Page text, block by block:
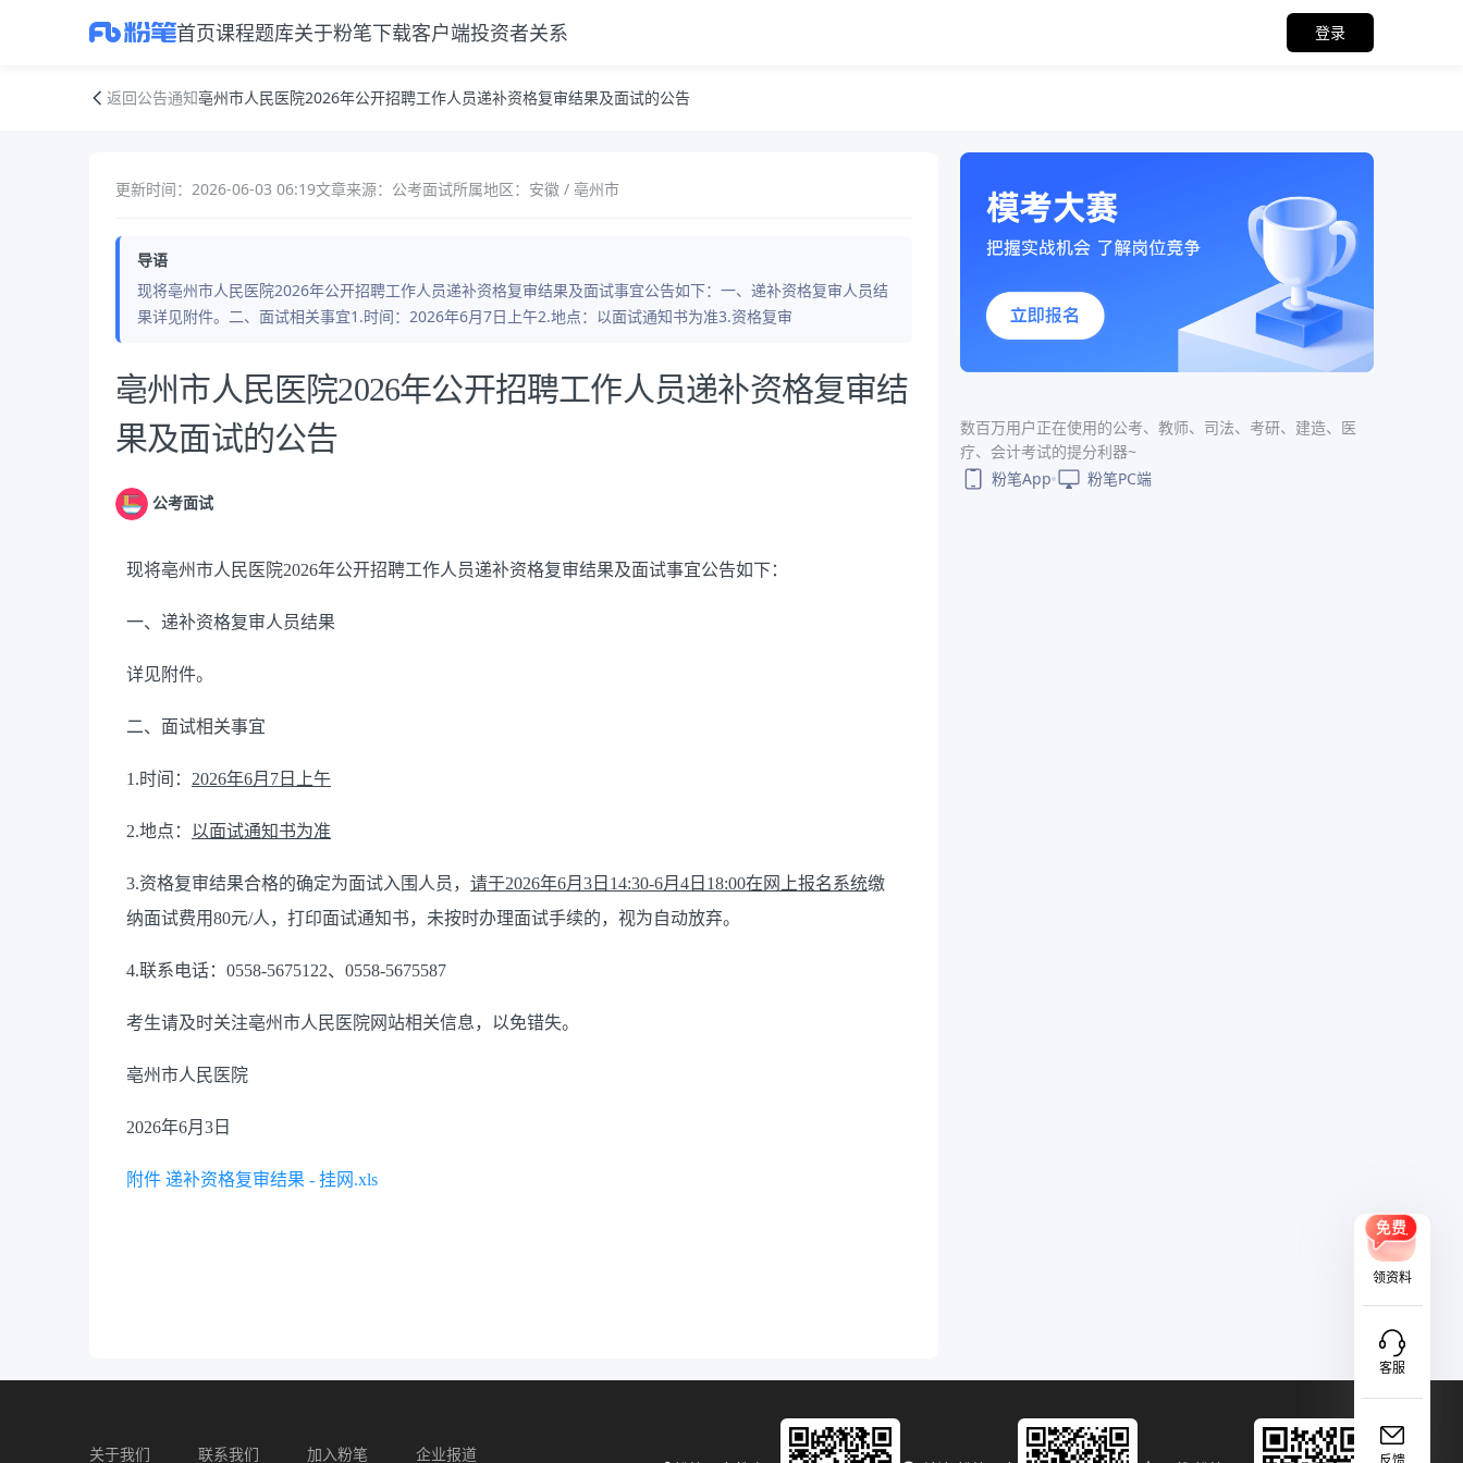
首页课程题库关于粉笔下载客户端投资者关系 登录
返回公告通知亳州市人民医院2026年公开招聘工作人员递补资格复审结果及面试的公告
更新时间：2026-06-03 06:19文章来源：公考面试所属地区：安徽 / 亳州市
导语
现将亳州市人民医院2026年公开招聘工作人员递补资格复审结果及面试事宜公告如下：一、递补资格复审人员结
果详见附件。二、面试相关事宜1.时间：2026年6月7日上午2.地点：以面试通知书为准3.资格复审
公告正文
亳州市人民医院2026年公开招聘工作人员递补资格复审结
果及面试的公告
公考面试
现将亳州市人民医院2026年公开招聘工作人员递补资格复审结果及面试事宜公告如下：
一、递补资格复审人员结果
详见附件。
二、面试相关事宜
1.时间： 2026年6月 7 日上午
2.地点： 以面试通知书为准
3.资格复审结果合格的确定为面试入围人员， 请于2026年6月 3 日 14:30-6月 4 日 18:00在网上报名系统缴
纳面试费用80元/人，打印面试通知书，未按时办理面试手续的，视为自动放弃。
4.联系电话：0558-5675122、0558-5675587
考生请及时关注亳州市人民医院网站相关信息，以免错失。
亳州市人民医院
2026年6月3日
附件 递补资格复审结果 - 挂网.xls
数百万用户正在使用的公考、教师、司法、考研、建造、医
疗、会计考试的提分利器~
粉笔App
粉笔PC端
领资料
客服
关于我们 联系我们 加入粉笔 企业报道